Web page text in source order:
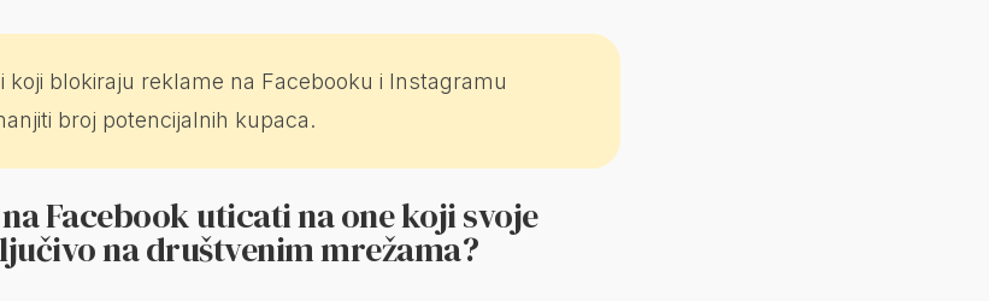
koji blokiraju reklame na Facebooku i Instagramu
broj potencijalnih kupaca.
Facebook uticati na one koji svoje
na društvenim mrežama?